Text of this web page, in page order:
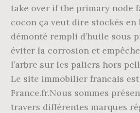
take over if the primary node
cocon ça veut dire stockés en
démonté rempli d’huile sous
éviter la corrosion et
l’arbre sur les paliers hors
Le site immobilier francais
France.fr.Nous sommes
travers différentes marques